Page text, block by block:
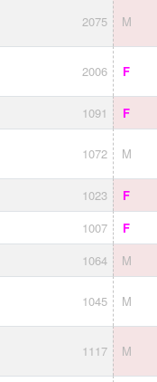
2075 M
2006 F
1091 F
1072 M
1023
F
1007
F
1064 M
1045 M
1117 M